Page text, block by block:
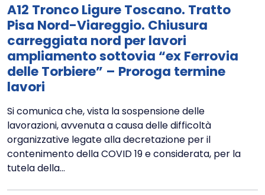
A12 Tronco Ligure Toscano. Tratto
Pisa Nord-Viareggio. Chiusura
carreggiata nord per lavori
ampliamento sottovia “ex Ferrovia
delle Torbiere” – Proroga termine
lavori
Si comunica che, vista la sospensione delle
lavorazioni, avvenuta a causa delle difficoltà
organizzative legate alla decretazione per il
contenimento della COVID 19 e considerata, per la
tutela della...